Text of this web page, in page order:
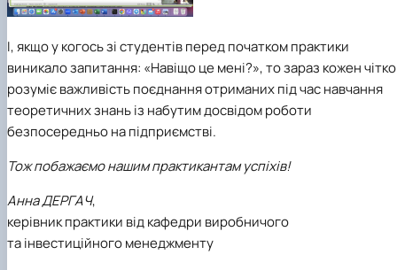
І, якщо у когось зі студентів перед початком практики
виникало запитання: «Навіщо це мені?», то зараз кожен чітко
розуміє важливість поєднання отриманих під час навчання
теоретичних знань із набутим досвідом роботи
безпосередньо на підприємстві.
Тож побажаємо нашим практикантам успіхів!
Анна ДЕРГАЧ,
керівник практики від кафедри виробничого
та інвестиційного менеджменту